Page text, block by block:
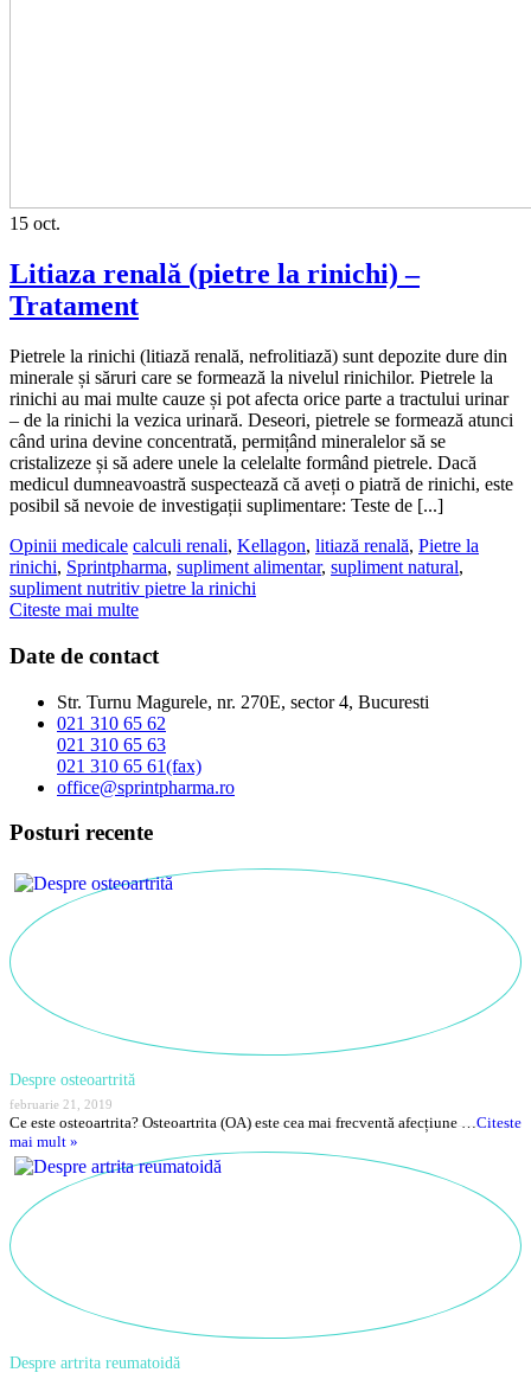
15 oct.
Litiaza renală (pietre la rinichi) –
Tratament
Pietrele la rinichi (litiază renală, nefrolitiază) sunt depozite dure din
minerale și săruri care se formează la nivelul rinichilor. Pietrele la
rinichi au mai multe cauze și pot afecta orice parte a tractului urinar
– de la rinichi la vezica urinară. Deseori, pietrele se formează atunci
când urina devine concentrată, permițând mineralelor să se
cristalizeze și să adere unele la celelalte formând pietrele. Dacă
medicul dumneavoastră suspectează că aveți o piatră de rinichi, este
posibil să nevoie de investigații suplimentare: Teste de [...]
Opinii medicale calculi renali, Kellagon, litiază renală, Pietre la
rinichi, Sprintpharma, supliment alimentar, supliment natural,
supliment nutritiv pietre la rinichi
Citeste mai multe
Date de contact
Str. Turnu Magurele, nr. 270E, sector 4, Bucuresti
021 310 65 62
021 310 65 63
021 310 65 61(fax)
office@sprintpharma.ro
Posturi recente
Despre osteoartrită
februarie 21, 2019
Ce este osteoartrita? Osteoartrita (OA) este cea mai frecventă afecțiune …Citeste
mai mult »
Despre artrita reumatoidă